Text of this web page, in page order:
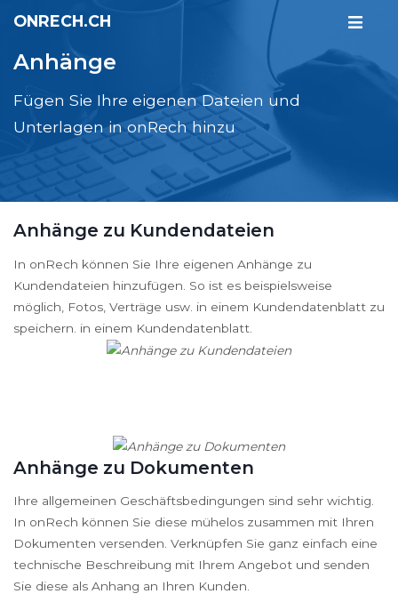
ONRECH.CH
Anhänge
Fügen Sie Ihre eigenen Dateien und
Unterlagen in onRech hinzu
Anhänge zu Kundendateien
In onRech können Sie Ihre eigenen Anhänge zu
Kundendateien hinzufügen. So ist es beispielsweise
möglich, Fotos, Verträge usw. in einem Kundendatenblatt zu
speichern. in einem Kundendatenblatt.
Anhänge zu Dokumenten
Ihre allgemeinen Geschäftsbedingungen sind sehr wichtig.
In onRech können Sie diese mühelos zusammen mit Ihren
Dokumenten versenden. Verknüpfen Sie ganz einfach eine
technische Beschreibung mit Ihrem Angebot und senden
Sie diese als Anhang an Ihren Kunden.